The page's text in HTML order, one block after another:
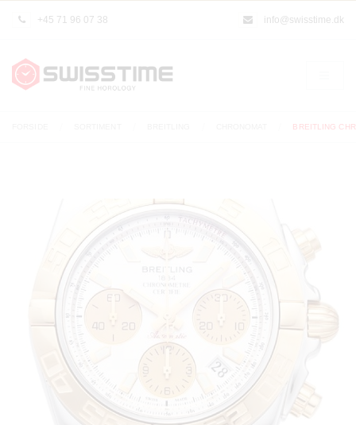
+45 71 96 07 38 info@swisstime.dk
BREITLING